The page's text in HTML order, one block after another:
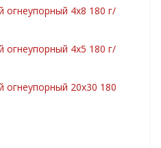
огнеупорный 4х8 180 г/
огнеупорный 4х5 180 г/
огнеупорный 20х30 180